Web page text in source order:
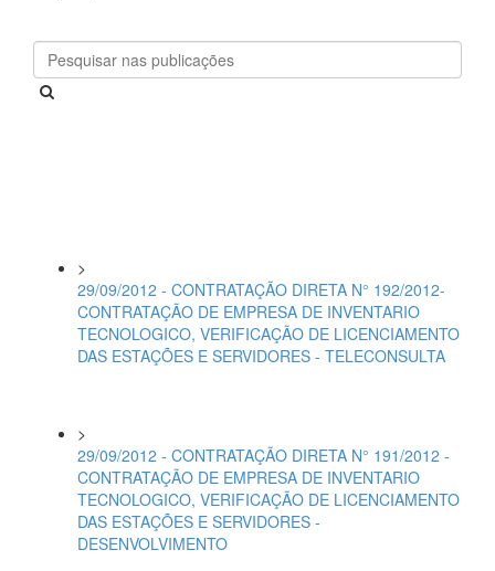
>
29/09/2012 - CONTRATAÇÃO DIRETA N° 192/2012-
CONTRATAÇÃO DE EMPRESA DE INVENTARIO
TECNOLOGICO, VERIFICAÇÃO DE LICENCIAMENTO
DAS ESTAÇÕES E SERVIDORES - TELECONSULTA
>
29/09/2012 - CONTRATAÇÃO DIRETA N° 191/2012 -
CONTRATAÇÃO DE EMPRESA DE INVENTARIO
TECNOLOGICO, VERIFICAÇÃO DE LICENCIAMENTO
DAS ESTAÇÕES E SERVIDORES -
DESENVOLVIMENTO